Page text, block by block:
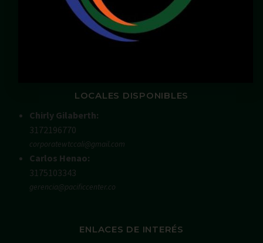
servicioalcliente@pacificcenter.co
WhatsApp: 321 2609022
Calle 36N # 6A – 65
LOCALES DISPONIBLES
Chirly Gilaberth:
3172196770
corporatewtccali@gmail.com
Carlos Henao:
3175103343
gerencia@pacificcenter.co
ENLACES DE INTERÉS